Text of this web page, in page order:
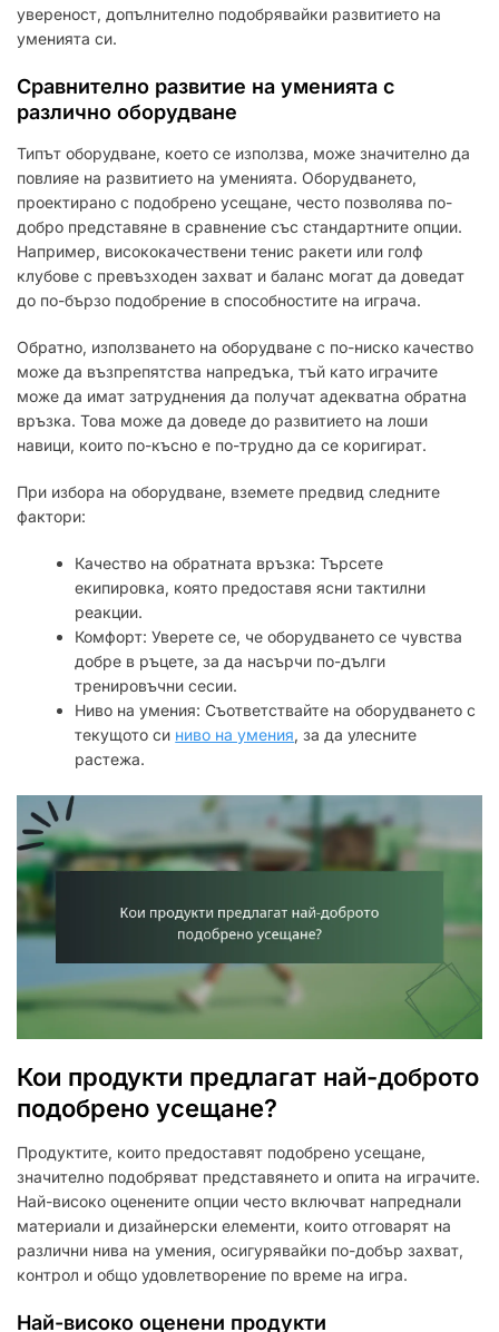
увереност, допълнително подобрявайки развитието на
уменията си.
Сравнително развитие на уменията с
различно оборудване
Типът оборудване, което се използва, може значително да
повлияе на развитието на уменията. Оборудването,
проектирано с подобрено усещане, често позволява по-
добро представяне в сравнение със стандартните опции.
Например, висококачествени тенис ракети или голф
клубове с превъзходен захват и баланс могат да доведат
до по-бързо подобрение в способностите на играча.
Обратно, използването на оборудване с по-ниско качество
може да възпрепятства напредъка, тъй като играчите
може да имат затруднения да получат адекватна обратна
връзка. Това може да доведе до развитието на лоши
навици, които по-късно е по-трудно да се коригират.
При избора на оборудване, вземете предвид следните
фактори:
Качество на обратната връзка: Търсете
екипировка, която предоставя ясни тактилни
реакции.
Комфорт: Уверете се, че оборудването се чувства
добре в ръцете, за да насърчи по-дълги
тренировъчни сесии.
Ниво на умения: Съответствайте на оборудването с
текущото си ниво на умения, за да улесните
растежа.
Кои продукти предлагат най-доброто
подобрено усещане?
Продуктите, които предоставят подобрено усещане,
значително подобряват представянето и опита на играчите.
Най-високо оценените опции често включват напреднали
материали и дизайнерски елементи, които отговарят на
различни нива на умения, осигурявайки по-добър захват,
контрол и общо удовлетворение по време на игра.
Най-високо оценени продукти